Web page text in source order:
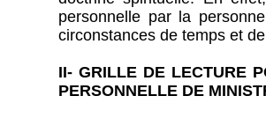
personnelle par la
circonstances de temps et
II- GRILLE DE LECTURE
PERSONNELLE DE